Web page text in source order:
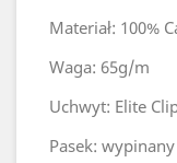
Materiał: 100%
Waga: 65g/m
Uchwyt: Elite
Pasek: